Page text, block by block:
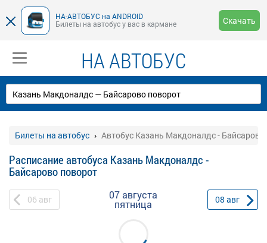
НА-АВТОБУС на ANDROID
Билеты на автобус у вас в кармане
Скачать
НА АВТОБУС
Билеты на автобус Автобус Казань Макдоналдс - Байсарово
Расписание автобуса Казань Макдоналдс -
Байсарово поворот
06 авг 07 августа
пятница 08 авг